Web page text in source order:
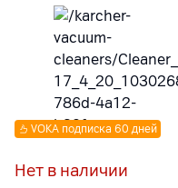
VOKA подписка 60 дней
Нет в наличии